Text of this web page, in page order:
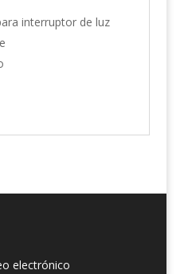
interruptor de luz
electrónico